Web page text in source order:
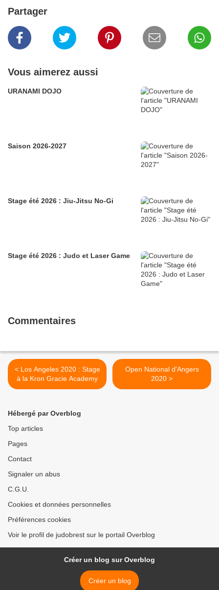
Partager
Vous aimerez aussi
URANAMI DOJO
Saison 2026-2027
Stage été 2026 : Jiu-Jitsu No-Gi
Stage été 2026 : Judo et Laser Game
Commentaires
< Los Angeles 2020 : Stage
à la Kron Gracie Academy
Open National d'Angers
2020 >
Hébergé par Overblog
Top articles
Pages
Contact
Signaler un abus
C.G.U.
Cookies et données personnelles
Préférences cookies
Voir le profil de judobrest sur le portail Overblog
Créer un blog sur Overblog
Créer un blog